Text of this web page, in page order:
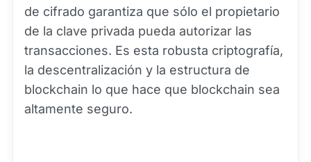
de cifrado garantiza que sólo el propietario
de la clave privada pueda autorizar las
transacciones. Es esta robusta criptografía,
la descentralización y la estructura de
blockchain lo que hace que blockchain sea
altamente seguro.